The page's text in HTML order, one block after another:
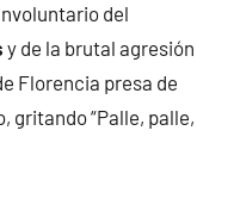
del
y de la brutal agresión
Florencia presa de
gritando “Palle, palle,